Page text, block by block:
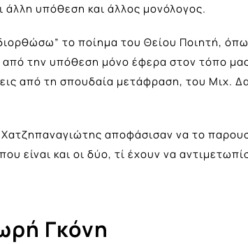
άλλη υπόθεση και άλλος μονόλογος.
το ποίημα του Θείου Ποιητή,
την υπόθεση μόνο έφερα στον τόπο
από τη σπουδαία μετάφραση, του Μιχ.
αποφάσισαν να το
είναι και οι δύο, τί έχουν να
Γκόνη